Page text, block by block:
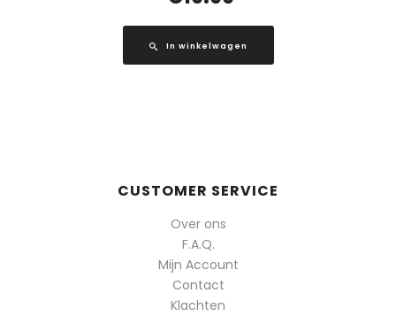
In winkelwagen
CUSTOMER SERVICE
Over ons
F.A.Q.
Mijn Account
Contact
Klachten